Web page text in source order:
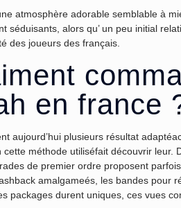
atmosphère adorable semblable à
séduisants, alors qu’ un peu initial
des joueurs des français.
en france
aujourd’hui plusieurs résultat
cette méthode utiliséfait découvrir
de premier ordre proposent
amalgameés, les bandes
packages durent uniques, ces vues